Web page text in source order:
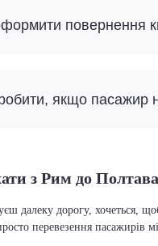
повернення
якщо пасажир
з Рим до Полтава
далеку дорогу, хочеться,
перевезення пасажирів